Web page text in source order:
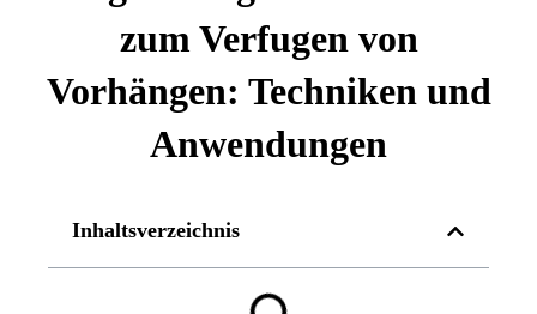
zum Verfugen von
Vorhängen: Techniken und
Anwendungen
Inhaltsverzeichnis